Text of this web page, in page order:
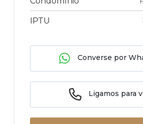
IPTU
Converse por
Ligamos para